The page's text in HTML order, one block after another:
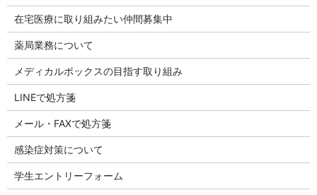
在宅医療に取り組みたい仲間募集中
薬局業務について
メディカルボックスの目指す取り組み
LINEで処方箋
メール・FAXで処方箋
感染症対策について
学生エントリーフォーム